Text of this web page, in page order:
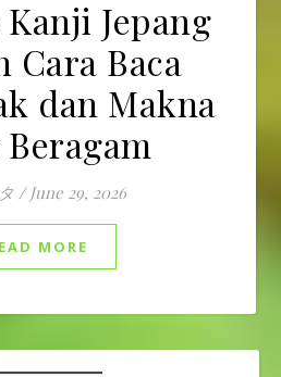
Jepang
Cara Baca
dan Makna
/ June 29, 2026
MORE